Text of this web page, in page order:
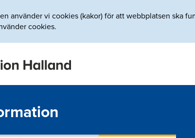
använder vi cookies (kakor) för att webbplatsen ska
cookies.